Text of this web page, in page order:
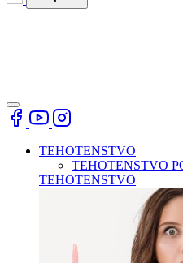
TEHOTENSTVO
TEHOTENSTVO
TEHOTENSTVO